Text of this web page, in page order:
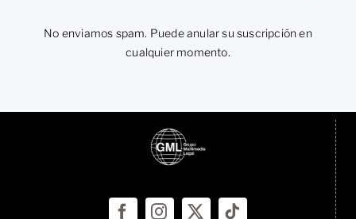
No enviamos spam. Puede anular su suscripción en
cualquier momento.